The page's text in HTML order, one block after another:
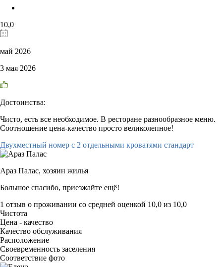
10,0
май 2026
3 мая 2026
Достоинства:
Чисто, есть все необходимое. В ресторане разнообразное меню.
Соотношение цена-качество просто великолепное!
Двухместный номер с 2 отдельными кроватями стандарт
Араз Палас, хозяин жилья
Большое спасибо, приезжайте ещё!
1 отзыв о проживании со средней оценкой 10,0 из 10,0
Чистота
Цена - качество
Качество обслуживания
Расположение
Своевременность заселения
Соответствие фото